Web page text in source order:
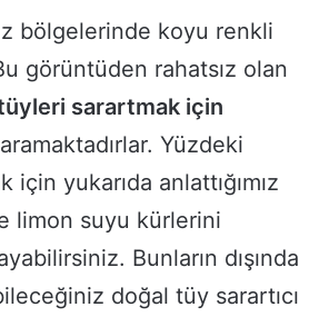
bölgelerinde koyu renkli
görüntüden rahatsız olan
sarartmak için
aramaktadırlar. Yüzdeki
yukarıda anlattığımız
limon suyu kürlerini
Bunların dışında
doğal tüy sarartıcı